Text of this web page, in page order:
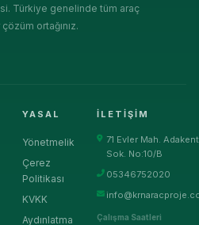
Türkiye genelinde tüm araç
ortağınız.
YASAL
Yönetmelik
Çerez
Politikası
KVKK
Aydınlatma
İLETIŞIM
71 Evler Mah. Adakent
Sok. No:10/B
05346752020
Çalışma Saatleri